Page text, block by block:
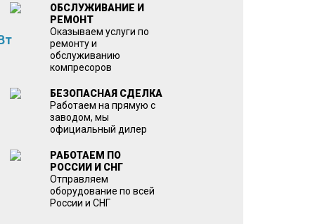
ОБСЛУЖИВАНИЕ И
РЕМОНТ
Оказываем услуги по
ремонту и
обслуживанию
компресоров
БЕЗОПАСНАЯ СДЕЛКА
Работаем на прямую с
заводом, мы
официальный дилер
РАБОТАЕМ ПО
РОССИИ И СНГ
Отправляем
оборудование по всей
России и СНГ